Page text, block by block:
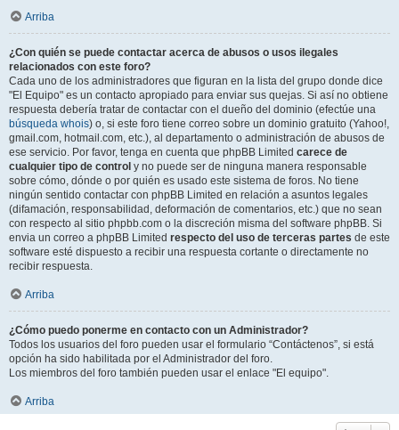
Arriba
¿Con quién se puede contactar acerca de abusos o usos ilegales
relacionados con este foro?
Cada uno de los administradores que figuran en la lista del grupo donde dice
"El Equipo" es un contacto apropiado para enviar sus quejas. Si así no obtiene
respuesta debería tratar de contactar con el dueño del dominio (efectúe una
búsqueda whois) o, si este foro tiene correo sobre un dominio gratuito (Yahoo!,
gmail.com, hotmail.com, etc.), al departamento o administración de abusos de
ese servicio. Por favor, tenga en cuenta que phpBB Limited carece de
cualquier tipo de control y no puede ser de ninguna manera responsable
sobre cómo, dónde o por quién es usado este sistema de foros. No tiene
ningún sentido contactar con phpBB Limited en relación a asuntos legales
(difamación, responsabilidad, deformación de comentarios, etc.) que no sean
con respecto al sitio phpbb.com o la discreción misma del software phpBB. Si
envia un correo a phpBB Limited respecto del uso de terceras partes de este
software esté dispuesto a recibir una respuesta cortante o directamente no
recibir respuesta.
Arriba
¿Cómo puedo ponerme en contacto con un Administrador?
Todos los usuarios del foro pueden usar el formulario “Contáctenos”, si está
opción ha sido habilitada por el Administrador del foro.
Los miembros del foro también pueden usar el enlace "El equipo".
Arriba